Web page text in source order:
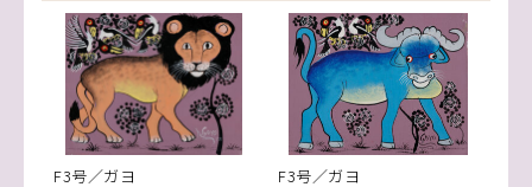
F3号／ガヨ F3号／ガヨ